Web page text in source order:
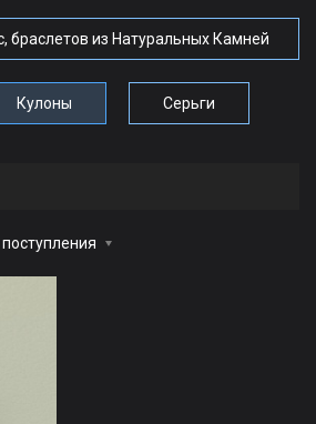
браслетов из Натуральных Камней
Кулоны Серьги